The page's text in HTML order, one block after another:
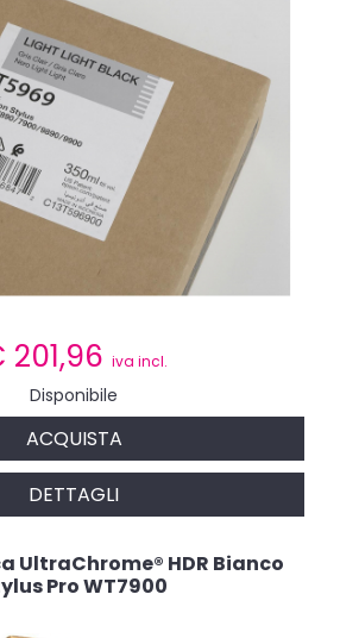
201,96 iva incl.
Disponibile
ACQUISTA
DETTAGLI
UltraChrome® HDR Bianco
Pro WT7900